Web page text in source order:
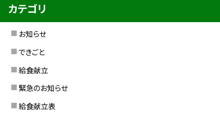
カテゴリ
お知らせ
できごと
給食献立
緊急のお知らせ
給食献立表